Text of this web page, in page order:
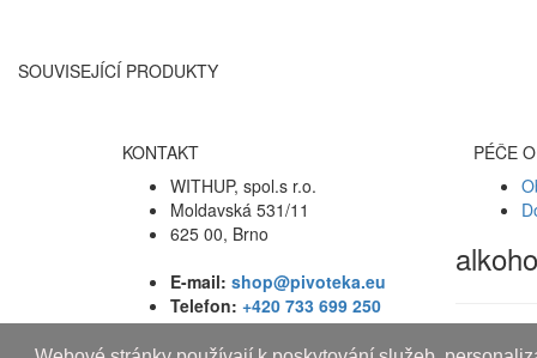
SOUVISEJÍCÍ PRODUKTY
KONTAKT
WITHUP, spol.s r.o.
Moldavská 531/11
625 00, Brno
E-mail: shop@pivoteka.eu
Telefon: +420 733 699 250
PÉČE